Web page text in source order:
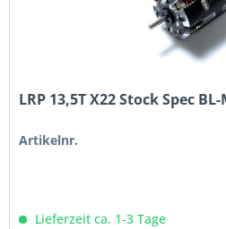
LRP 13,5T X22 Stock Spec
Artikelnr.
Lieferzeit ca. 1-3 Tage